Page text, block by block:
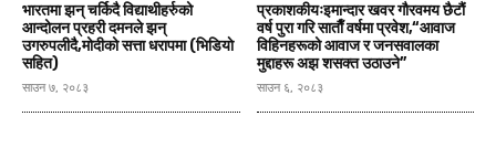
भारतमा झन् चर्किदै विद्याथीहर्रुको
आन्दोलन प्रहरी दमनले झन्
उगरुपलीदै,मोदीको सत्ता धरापमा (भिडियाे
सहित)
साउन ७, २०८३
प्रकाशकीयःइमान्दार खवर गाैरवमय छैटाैं
वर्ष पुरा गरि साताैँ वर्षमा प्रवेश,“आवाज
विहिनहरूको आवाज र जनसवालका
मुद्दाहरू अझ शसक्त उठाउने”
साउन ६, २०८३